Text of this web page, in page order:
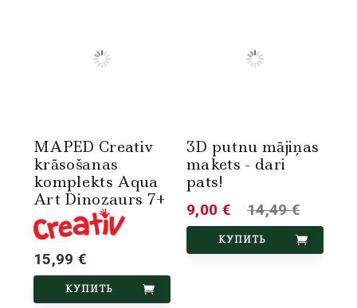
MAPED Creativ
krāsošanas
komplekts Aqua
Art Dinozaurs 7+
15,99 €
КУПИТЬ
3D putnu mājiņas
makets - dari
pats!
9,00 € 14,49 €
КУПИТЬ